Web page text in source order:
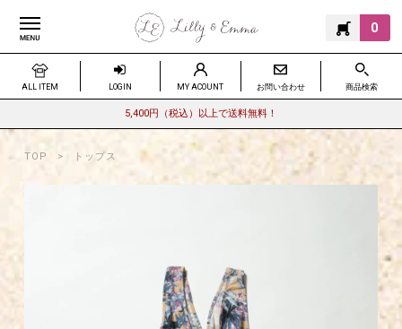
0
ALL ITEM LOGIN MY ACOUNT お問い合わせ 商品検索
5,400円（税込）以上で送料無料！
TOP トップス